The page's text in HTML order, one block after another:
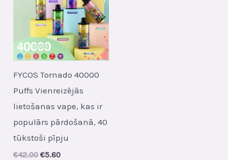
FYCOS Tornado 40000
Puffs Vienreizējās
lietošanas vape, kas ir
populārs pārdošanā, 40
tūkstoši pīpju
€42.00 Original
€5.60Current